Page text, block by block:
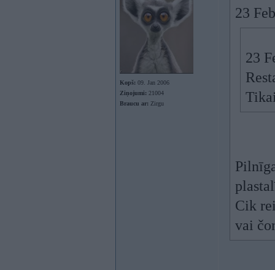
Kopš: 09. Jan 2006
Ziņojumi: 21004
Braucu ar: Zirgu
23
23
Cik
vai